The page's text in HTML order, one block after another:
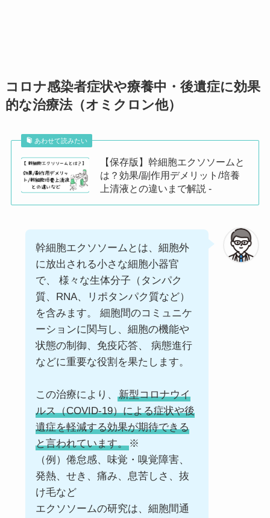
コロナ感染者症状や療養中・後遺症に効果
的な治療法（オミクロン他）
あわせて読みたい
【保存版】幹細胞エクソソームと
は？効果/副作用デメリット/培養
上清液との違いまで解説 -
幹細胞エクソソームとは、細胞外
に放出される小さな細胞小器官
で、 様々な生体分子（タンパク
質、RNA、リポタンパク質など）
を含みます。 細胞間のコミュニケ
ーションに関与し、細胞の機能や
状態の制御、免疫応答、 病態進行
などに重要な役割を果たします。
この治療により、
新型コロナウイ
ルス（COVID-19）による症状や後
遺症を軽減する効果が期待できる
と言われています。※
（例）倦怠感、味覚・嗅覚障害、
発熱、せき、痛み、息苦しさ、抜
け毛など
エクソソームの研究は、細胞間通